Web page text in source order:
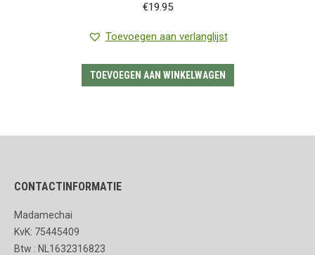
€19.95
Toevoegen aan verlanglijst
TOEVOEGEN AAN WINKELWAGEN
CONTACTINFORMATIE
Madamechai
KvK: 75445409
Btw : NL1632316823